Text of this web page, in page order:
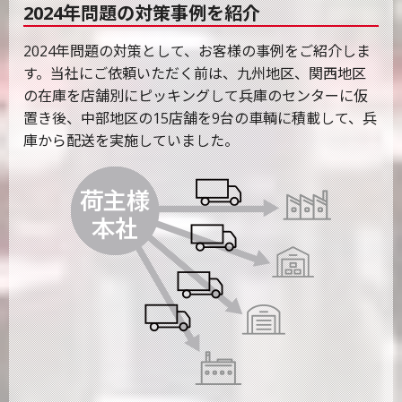
2024年問題の対策事例を紹介
2024年問題の対策として、お客様の事例をご紹介しま
す。当社にご依頼いただく前は、九州地区、関西地区
の在庫を店舗別にピッキングして兵庫のセンターに仮
置き後、中部地区の15店舗を9台の車輌に積載して、兵
庫から配送を実施していました。